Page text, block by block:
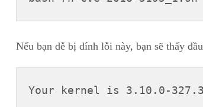
Nếu bạn dễ bị dính lỗi này, bạn sẽ thấy
Your kernel is 3.10.0-